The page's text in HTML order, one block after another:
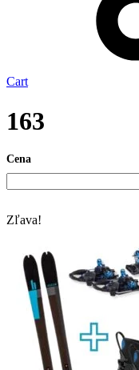
Cart
163
Cena
Zľava!